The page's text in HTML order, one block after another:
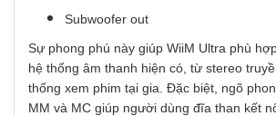
Subwoofer out
Sự phong phú này giúp WiiM Ultra phù
hệ thống âm thanh hiện có, từ stereo
thống xem phim tại gia. Đặc biệt, ngõ
MM và MC giúp người dùng đĩa than kết